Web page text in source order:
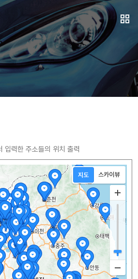
입력한 주소들의 위치 출력